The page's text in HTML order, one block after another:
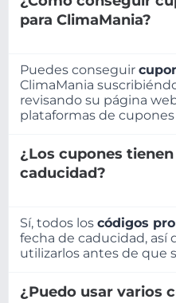
para ClimaMania?
Puedes conseguir
ClimaMania
revisando su página
plataformas de
¿Los cupones
caducidad?
Sí, todos los códigos
fecha de caducidad, así
utilizarlos antes de que
¿Puedo usar varios